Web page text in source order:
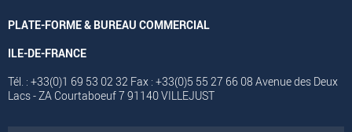
PLATE-FORME & BUREAU COMMERCIAL
ILE-DE-FRANCE
Tél. : +33(0)1 69 53 02 32 Fax : +33(0)5 55 27 66 08 Avenue des Deux
Lacs - ZA Courtaboeuf 7 91140 VILLEJUST